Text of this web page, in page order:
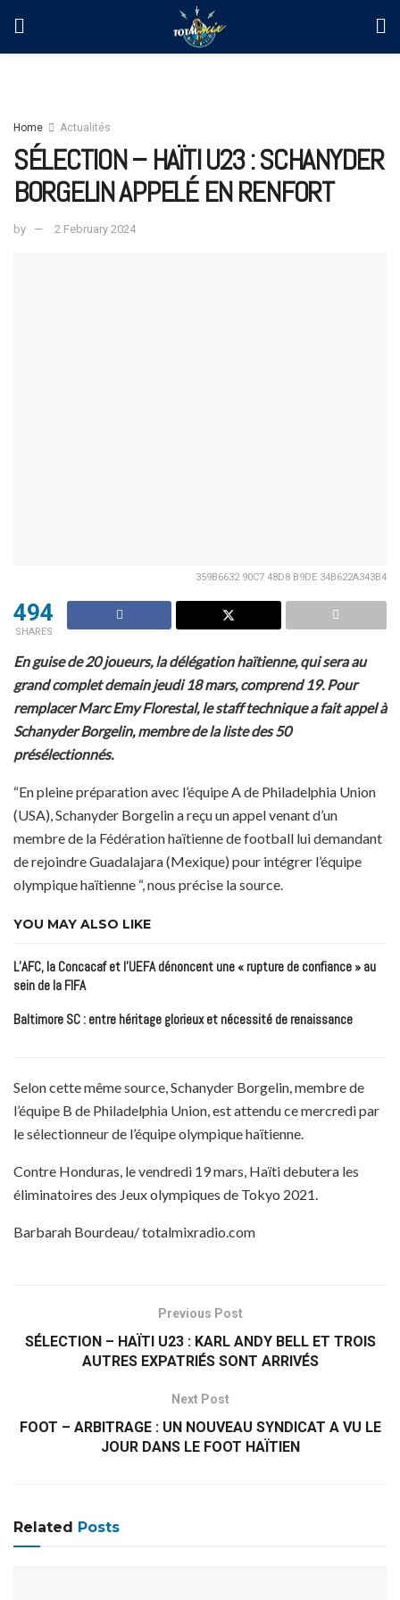
Home Actualités
SÉLECTION – HAÏTI U23 : SCHANYDER
BORGELIN APPELÉ EN RENFORT
by 2 February 2024
359B6632 90C7 48D8 B9DE 34B622A343B4
494
SHARES
En guise de 20 joueurs, la délégation haïtienne, qui sera au
grand complet demain jeudi 18 mars, comprend 19. Pour
remplacer Marc Emy Florestal, le staff technique a fait appel à
Schanyder Borgelin, membre de la liste des 50
présélectionnés.
“En pleine préparation avec l’équipe A de Philadelphia Union
(USA), Schanyder Borgelin a reçu un appel venant d’un
membre de la Fédération haïtienne de football lui demandant
de rejoindre Guadalajara (Mexique) pour intégrer l’équipe
olympique haïtienne “, nous précise la source.
YOU MAY ALSO LIKE
L’AFC, la Concacaf et l’UEFA dénoncent une « rupture de confiance » au
sein de la FIFA
Baltimore SC : entre héritage glorieux et nécessité de renaissance
Selon cette même source, Schanyder Borgelin, membre de
l’équipe B de Philadelphia Union, est attendu ce mercredi par
le sélectionneur de l’équipe olympique haïtienne.
Contre Honduras, le vendredi 19 mars, Haïti debutera les
éliminatoires des Jeux olympiques de Tokyo 2021.
Barbarah Bourdeau/ totalmixradio.com
Previous Post
SÉLECTION – HAÏTI U23 : KARL ANDY BELL ET TROIS
AUTRES EXPATRIÉS SONT ARRIVÉS
Next Post
FOOT – ARBITRAGE : UN NOUVEAU SYNDICAT A VU LE
JOUR DANS LE FOOT HAÏTIEN
Related Posts